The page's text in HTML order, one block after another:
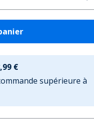
€
supérieure à